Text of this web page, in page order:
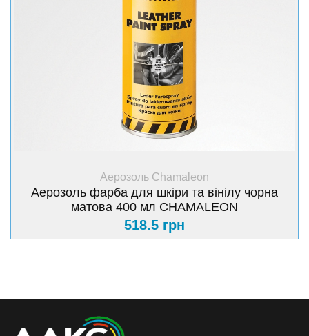
+ Купити
Аерозоль Chamaleon
Аерозоль фарба для шкіри та вінілу чорна
матова 400 мл CHAMАLEON
518.5 грн